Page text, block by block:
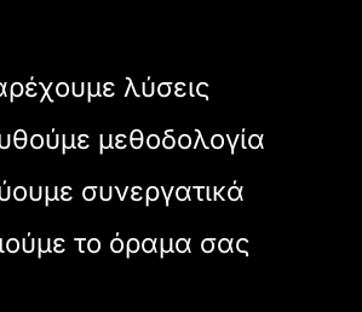
λύσεις
μεθοδολογία
συνεργατικά
το όραμα σας